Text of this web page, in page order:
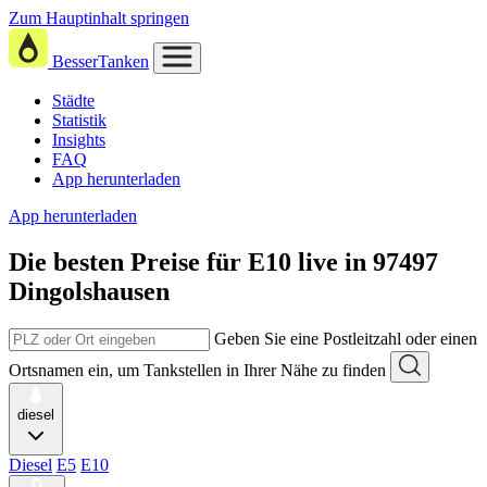
Zum Hauptinhalt springen
BesserTanken
Städte
Statistik
Insights
FAQ
App herunterladen
App herunterladen
Die besten Preise für E10 live in 97497
Dingolshausen
Geben Sie eine Postleitzahl oder einen
Ortsnamen ein, um Tankstellen in Ihrer Nähe zu finden
diesel
Diesel E5 E10